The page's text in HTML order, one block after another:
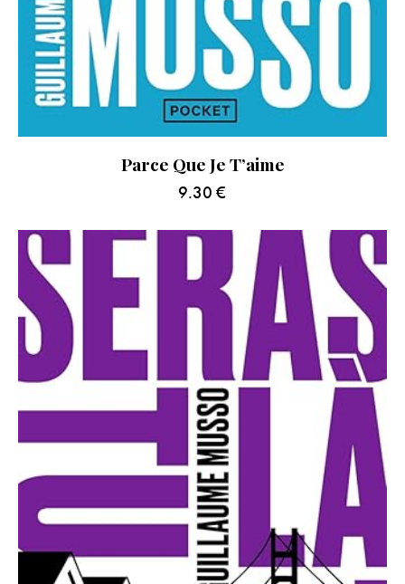
Parce Que Je T’aime
9.30 €